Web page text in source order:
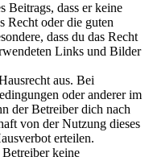
Beitrags, dass er keine
Recht oder die guten
dass du das Recht
Links und Bilder
aus. Bei
oder anderer im
der Betreiber dich nach
von der Nutzung dieses
erteilen.
keine